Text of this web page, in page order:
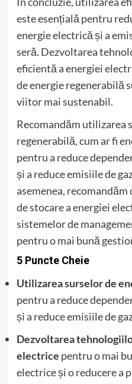
este esențială pentru
energie electrică și a
seră. Dezvoltarea
eficientă a energiei
de energie regenerabilă
viitor mai sustenabil.
Recomandăm utilizarea
regenerabilă, cum ar fi
pentru a reduce
și a reduce emisiile de
asemenea,
de stocare a energiei
sistemelor de
pentru o mai bună
5 Puncte Cheie
Utilizarea surselor de
pentru a reduce
și a reduce emisiile de
Dezvoltarea
electrice pentru o mai
electrice și o reducere a